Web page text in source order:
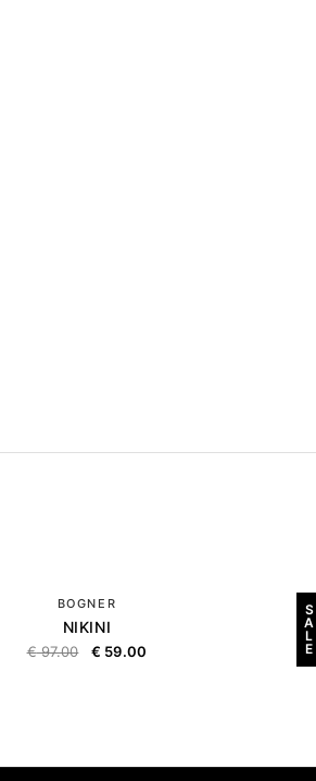
BOGNER
NIKINI
€97.00 € 59.00
S
A
L
E